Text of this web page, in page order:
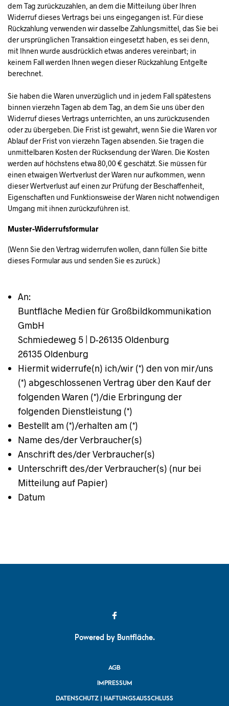
dem Tag zurückzuzahlen, an dem die Mitteilung über Ihren
Widerruf dieses Vertrags bei uns eingegangen ist. Für diese
Rückzahlung verwenden wir dasselbe Zahlungsmittel, das Sie bei
der ursprünglichen Transaktion eingesetzt haben, es sei denn,
mit Ihnen wurde ausdrücklich etwas anderes vereinbart; in
keinem Fall werden Ihnen wegen dieser Rückzahlung Entgelte
berechnet.
Sie haben die Waren unverzüglich und in jedem Fall spätestens
binnen vierzehn Tagen ab dem Tag, an dem Sie uns über den
Widerruf dieses Vertrags unterrichten, an uns zurückzusenden
oder zu übergeben. Die Frist ist gewahrt, wenn Sie die Waren vor
Ablauf der Frist von vierzehn Tagen absenden. Sie tragen die
unmittelbaren Kosten der Rücksendung der Waren. Die Kosten
werden auf höchstens etwa 80,00 € geschätzt. Sie müssen für
einen etwaigen Wertverlust der Waren nur aufkommen, wenn
dieser Wertverlust auf einen zur Prüfung der Beschaffenheit,
Eigenschaften und Funktionsweise der Waren nicht notwendigen
Umgang mit ihnen zurückzuführen ist.
Muster-Widerrufsformular
(Wenn Sie den Vertrag widerrufen wollen, dann füllen Sie bitte
dieses Formular aus und senden Sie es zurück.)
An:
Buntfläche Medien für Großbildkommunikation
GmbH
Schmiedeweg 5 | D-26135 Oldenburg
26135 Oldenburg
Hiermit widerrufe(n) ich/wir (*) den von mir/uns
(*) abgeschlossenen Vertrag über den Kauf der
folgenden Waren (*)/die Erbringung der
folgenden Dienstleistung (*)
Bestellt am (*)/erhalten am (*)
Name des/der Verbraucher(s)
Anschrift des/der Verbraucher(s)
Unterschrift des/der Verbraucher(s) (nur bei
Mitteilung auf Papier)
Datum
Powered by Buntfläche.
AGB
IMPRESSUM
DATENSCHUTZ | HAFTUNGSAUSSCHLUSS